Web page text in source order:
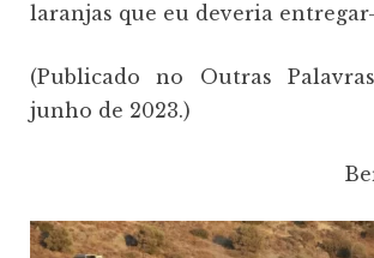
laranjas que eu deveria
(Publicado no Outras
junho de 2023.)